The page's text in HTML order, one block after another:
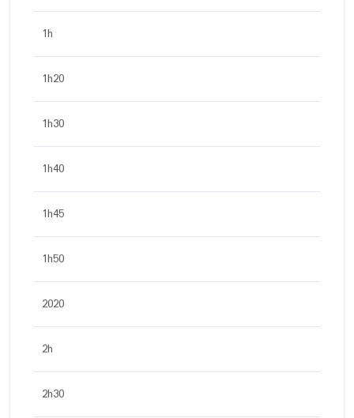
1h
1h20
1h30
1h40
1h45
1h50
2020
2h
2h30